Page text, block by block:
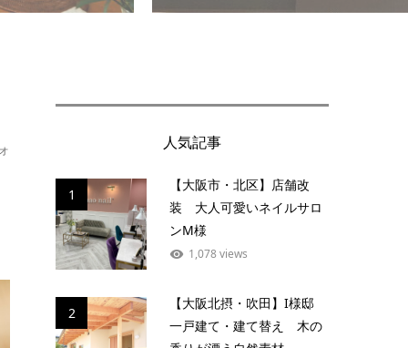
人気記事
1
【大阪市・北区】店舗改
装 大人可愛いネイルサロ
ンM様
1,078 views
2
【大阪北摂・吹田】I様邸
一戸建て・建て替え 木の